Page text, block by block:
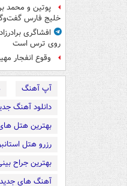
پوتین و محمد
خلیج فارس
افشاگری
روی ترس است
وقوع انفجار
آپ آهنگ
دانلود آهنگ
بهترین هتل
رزرو هتل
بهترین جراح
آهنگ های جدید